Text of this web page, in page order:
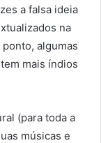
a falsa ideia
na
algumas
mais índios
(para toda a
músicas e